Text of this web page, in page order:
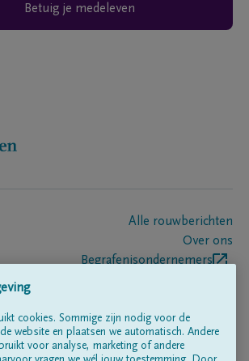
Betuig je medeleven
Alle rouwberichten
Over ons
Begrafenisondernemers
cookies. Sommige zijn nodig voor de
website en plaatsen we automatisch. Andere
voor analyse, marketing of andere